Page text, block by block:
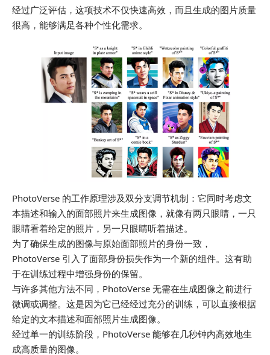
经过广泛评估，这项技术不仅快速高效，而且生成的图片质量
很高，能够满足各种个性化需求。
PhotoVerse 的工作原理涉及双分支调节机制：它同时考虑文
本描述和输入的面部照片来生成图像，就像有两只眼睛，一只
眼睛看着给定的照片，另一只眼睛听着描述。
为了确保生成的图像与原始面部照片的身份一致，
PhotoVerse 引入了面部身份损失作为一个新的组件。这有助
于在训练过程中增强身份的保留。
与许多其他方法不同，PhotoVerse 无需在生成图像之前进行
微调或调整。这是因为它已经经过充分的训练，可以直接根据
给定的文本描述和面部照片生成图像。
经过单一的训练阶段，PhotoVerse 能够在几秒钟内高效地生
成高质量的图像。